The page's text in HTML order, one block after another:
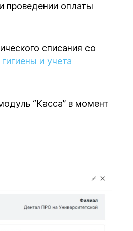
проведении оплаты
списания со
и учета
“Касса” в момент